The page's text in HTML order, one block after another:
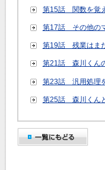
第15話 関数を覚
第17話 その他の
第19話 残業はま
第21話 森川くん
第23話 汎用処理
第25話 森川くん